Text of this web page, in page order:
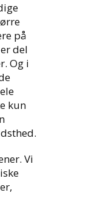
på
del
Og i
kun
Vi